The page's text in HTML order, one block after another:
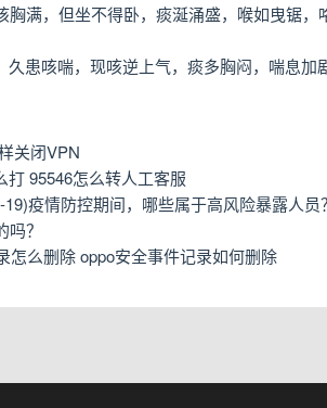
胸满，但坐不得卧，痰涎涌盛，喉如曳锯
患咳喘，现咳逆上气，痰多胸闷，喘息加
关闭VPN
打 95546怎么转人工客服
疫情防控期间，哪些属于高风险暴露人员？
？
怎么删除 oppo安全事件记录如何删除